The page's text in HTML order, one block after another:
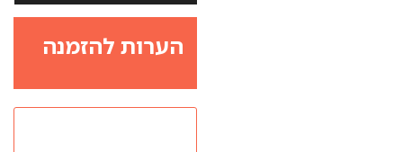
הערות להזמנה